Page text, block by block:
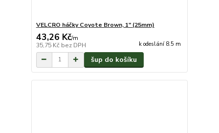
VELCRO háčky Coyote Brown, 1" (25mm)
43,26 Kč/m
35,75 Kč bez DPH k odeslání 8.5 m
šup do košíku